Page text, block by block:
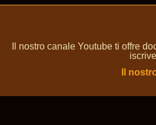
Il nostro canale Youtube ti offre
Il